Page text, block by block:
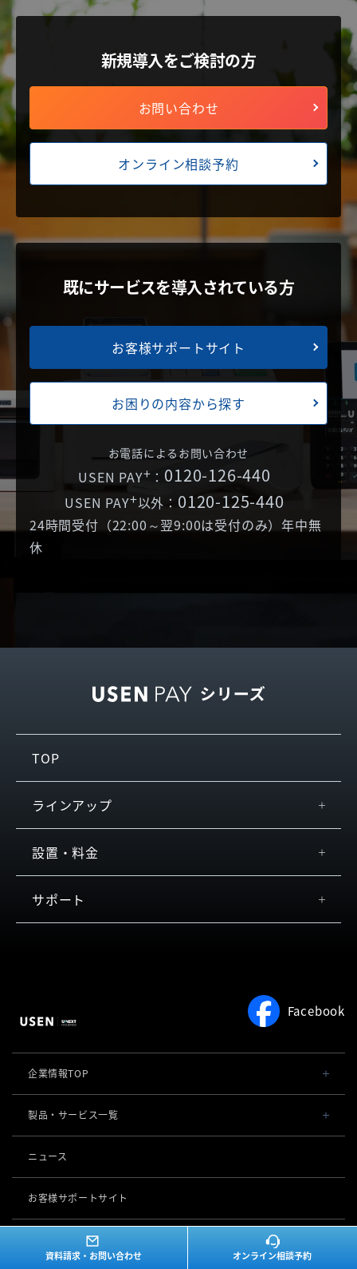
新規導入をご検討の方
お問い合わせ
オンライン相談予約
既にサービスを導入されている方
お客様サポートサイト
お困りの内容から探す
お電話によるお問い合わせ
USEN PAY+ ： 0120-126-440
USEN PAY+以外： 0120-125-440
24時間受付（22:00～翌9:00は受付のみ）年中無
休
TOP
ラインアップ
USEN PAY
USEN PAY+
USEN PAY ENTRY
設置・料金
スペック
お客さまの声
サポート
資料請求・お問い合わせ オンライン相談予約
Facebook
企業情報TOP
会社概要・役員一覧
社長メッセージ
製品・サービス一覧
POSレジ 他
USENセルフレジ
USENレジTAB BEAUTY
オーダーシステム
USEN Ticket & Pay
USEN ハンディ
キャッシュレス決済
USEN PAY
導入事例
ニュース
お客様サポートサイト
（USEN MEMBERS）